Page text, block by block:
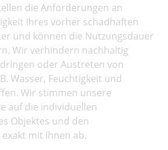
die Anforderungen an
Ihres vorher schadhaften
und können die Nutzungsdauer
Wir verhindern nachhaltig
oder Austreten von
Wasser, Feuchtigkeit und
Wir stimmen unsere
auf die individuellen
Objektes und den
mit Ihnen ab.